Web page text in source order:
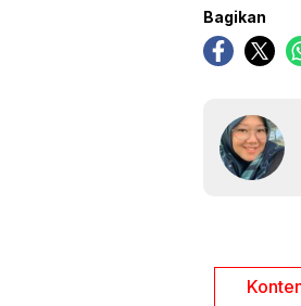
Bagikan